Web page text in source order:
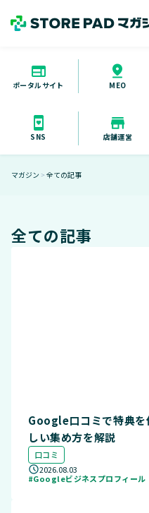
ポータルサイト MEO
SNS 店舗運営
マガジン ＞ 全ての記事
全ての記事
Google口コミで特典を
しい集め方を解説
口コミ
2026.08.03
#Googleビジネスプロフィール